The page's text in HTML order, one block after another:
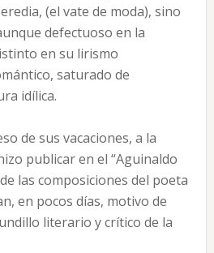
(el vate de moda), sino
defectuoso en la
en su lirismo
saturado de
idílica.
de sus vacaciones, a la
publicar en el “Aguinaldo
las composiciones del poeta
en pocos días, motivo de
literario y crítico de la